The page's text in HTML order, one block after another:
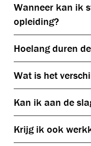
Wanneer kan ik
opleiding?
Hoelang duren
Wat is het
Kan ik aan de
Krijg ik ook